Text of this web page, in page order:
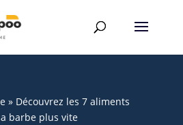
» Découvrez les 7 aliments
barbe plus vite